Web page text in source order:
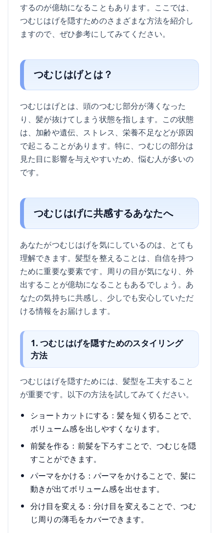
するのが億劫になることもあります。ここでは、
つむじはげを隠すためのさまざまな方法を紹介し
ますので、ぜひ参考にしてみてください。
つむじはげとは？
つむじはげとは、頭のつむじ部分が薄くなった
り、髪が抜けてしまう状態を指します。この状態
は、加齢や遺伝、ストレス、栄養不足などが原因
で起こることがあります。特に、つむじの部分は
見た目に影響を与えやすいため、悩む人が多いの
です。
つむじはげに共感するあなたへ
あなたがつむじはげを気にしているのは、とても
理解できます。髪型を整えることは、自信を持つ
ために重要な要素です。周りの目が気になり、外
出することが億劫になることもあるでしょう。あ
なたの気持ちに共感し、少しでも安心していただ
ける情報をお届けします。
1. つむじはげを隠すためのスタイリング
方法
つむじはげを隠すためには、髪型を工夫すること
が重要です。以下の方法を試してみてください。
ショートカットにする：髪を短く切ることで、
ボリューム感を出しやすくなります。
前髪を作る：前髪を下ろすことで、つむじを隠
すことができます。
パーマをかける：パーマをかけることで、髪に
動きが出てボリューム感を出せます。
分け目を変える：分け目を変えることで、つむ
じ周りの薄毛をカバーできます。